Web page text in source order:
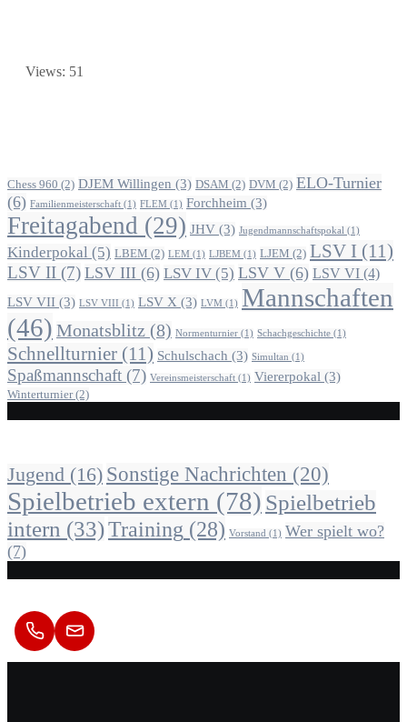
Views: 51
Chess 960 (2) DJEM Willingen (3) DSAM (2) DVM (2) ELO-Turnier
(6) Familienmeisterschaft (1) FLEM (1) Forchheim (3)
Freitagabend (29) JHV (3) Jugendmannschaftspokal (1)
Kinderpokal (5) LBEM (2) LEM (1) LJBEM (1) LJEM (2) LSV I (11)
LSV II (7) LSV III (6) LSV IV (5) LSV V (6) LSV VI (4)
LSV VII (3) LSV VIII (1) LSV X (3) LVM (1) Mannschaften
(46) Monatsblitz (8) Normenturnier (1) Schachgeschichte (1)
Schnellturnier (11) Schulschach (3) Simultan (1)
Spaßmannschaft (7) Vereinsmeisterschaft (1) Viererpokal (3)
Winterturnier(2)
Jugend (16) Sonstige Nachrichten (20)
Spielbetrieb extern (78) Spielbetrieb
intern (33)Training (28) Vorstand (1) Wer spielt wo?
(7)